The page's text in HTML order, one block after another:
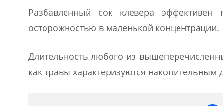
Разбавленный сок клевера
осторожностью в маленькой концентрации.
Длительность любого из
как травы характеризуются накопительным